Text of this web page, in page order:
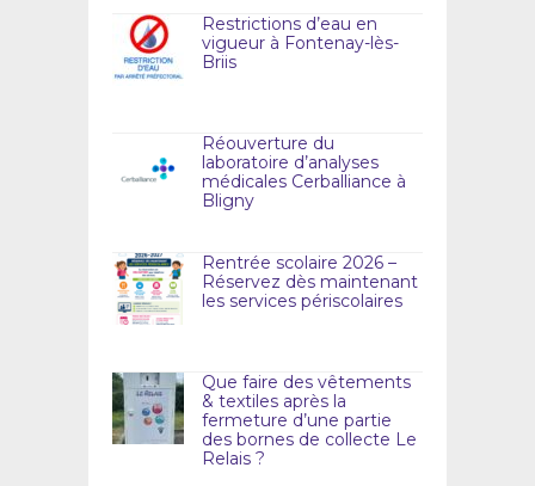
Restrictions d’eau en
vigueur à Fontenay-lès-
Briis
Réouverture du
laboratoire d’analyses
médicales Cerballiance à
Bligny
Rentrée scolaire 2026 –
Réservez dès maintenant
les services périscolaires
Que faire des vêtements
& textiles après la
fermeture d’une partie
des bornes de collecte Le
Relais ?